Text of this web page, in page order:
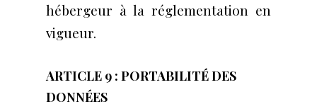
hébergeur à la réglementation en
vigueur.
ARTICLE 9 : ​PORTABILITÉ​ DES
DONNÉES​